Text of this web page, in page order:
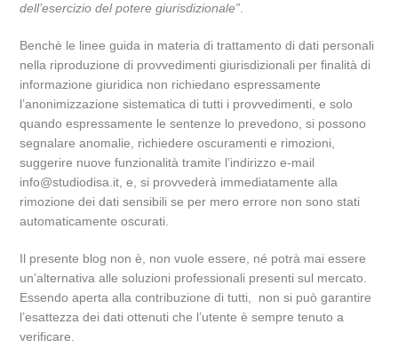
dell’esercizio del potere giurisdizionale”
Benchè le linee guida in materia di trattamento di dati personali
nella riproduzione di provvedimenti giurisdizionali per finalità di
informazione giuridica non richiedano espressamente
l’anonimizzazione sistematica di tutti i provvedimenti, e solo
quando espressamente le sentenze lo prevedono, si possono
segnalare anomalie, richiedere oscuramenti e rimozioni,
suggerire nuove funzionalità tramite l’indirizzo e-mail
info@studiodisa.it, e, si provvederà immediatamente alla
rimozione dei dati sensibili se per mero errore non sono stati
automaticamente oscurati.
Il presente blog non è, non vuole essere, né potrà mai essere
un’alternativa alle soluzioni professionali presenti sul mercato.
Essendo aperta alla contribuzione di tutti, non si può garantire
l’esattezza dei dati ottenuti che l’utente è sempre tenuto a
verificare.